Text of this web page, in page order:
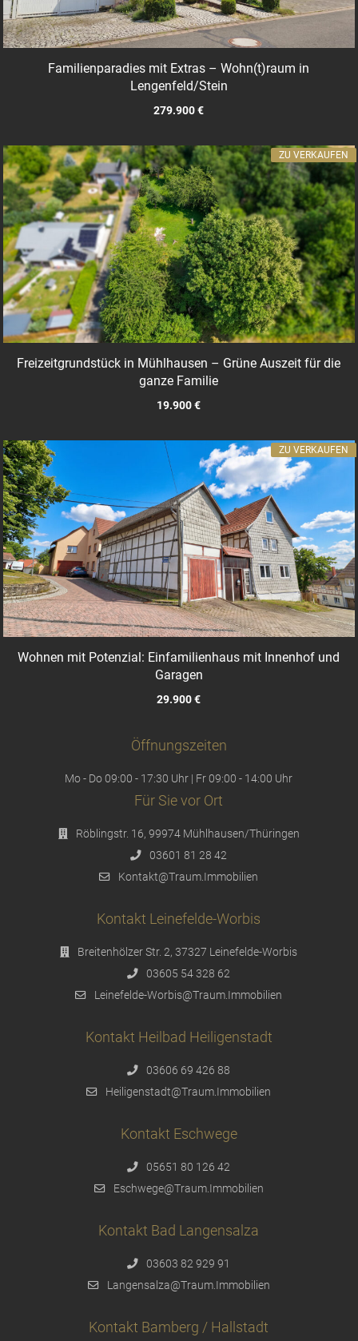
Familienparadies mit Extras – Wohn(t)raum in
Lengenfeld/Stein
279.900 €
Freizeitgrundstück in Mühlhausen – Grüne Auszeit für die
ganze Familie
19.900 €
ZU VERKAUFEN
Wohnen mit Potenzial: Einfamilienhaus mit Innenhof und
Garagen
29.900 €
ZU VERKAUFEN
Öffnungszeiten
Mo - Do 09:00 - 17:30 Uhr | Fr 09:00 - 14:00 Uhr
Für Sie vor Ort
Röblingstr. 16, 99974 Mühlhausen/Thüringen
03601 81 28 42
Kontakt@Traum.Immobilien
Kontakt Leinefelde-Worbis
Breitenhölzer Str. 2, 37327 Leinefelde-Worbis
03605 54 328 62
Leinefelde-Worbis@Traum.Immobilien
Kontakt Heilbad Heiligenstadt
03606 69 426 88
Heiligenstadt@Traum.Immobilien
Kontakt Eschwege
05651 80 126 42
Eschwege@Traum.Immobilien
Kontakt Bad Langensalza
03603 82 929 91
Langensalza@Traum.Immobilien
Kontakt Bamberg / Hallstadt